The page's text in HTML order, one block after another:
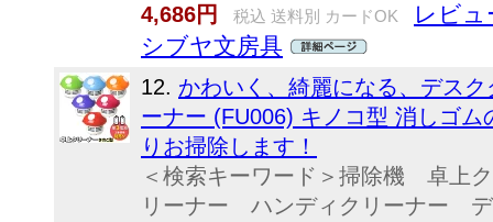
4,686円
税込 送料別 カードOK
レビュ
シブヤ文房具
12. かわいく、綺麗になる、デス
ーナー (FU006) キノコ型 消しゴ
りお掃除します！
＜検索キーワード＞掃除機 卓
リーナー ハンディクリーナー